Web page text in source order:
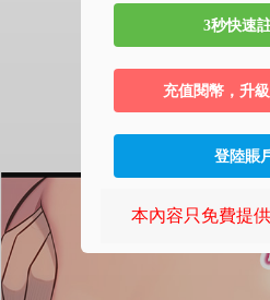
3秒快速
充值閱幣，升
登陸賬
本內容只免費提